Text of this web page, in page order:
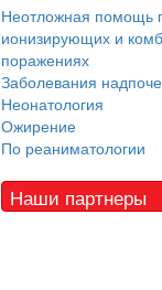
Неотложная помощь
ионизирующих и
поражениях
Заболевания
Неонатология
Ожирение
По реаниматологии
Наши партнеры